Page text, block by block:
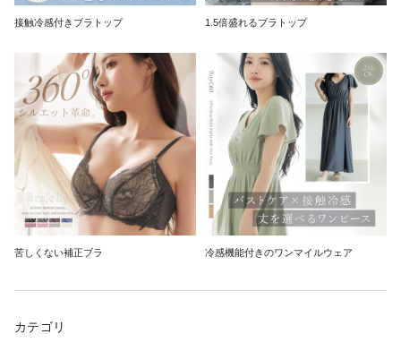
接触冷感付きブラトップ 1.5倍盛れるブラトップ
苦しくない補正ブラ 冷感機能付きのワンマイルウェア
カテゴリ